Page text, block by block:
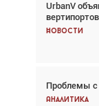
UrbanV
Новости
Проблемы с
Аналитика
говорит
Новости
Впервые с
снижается